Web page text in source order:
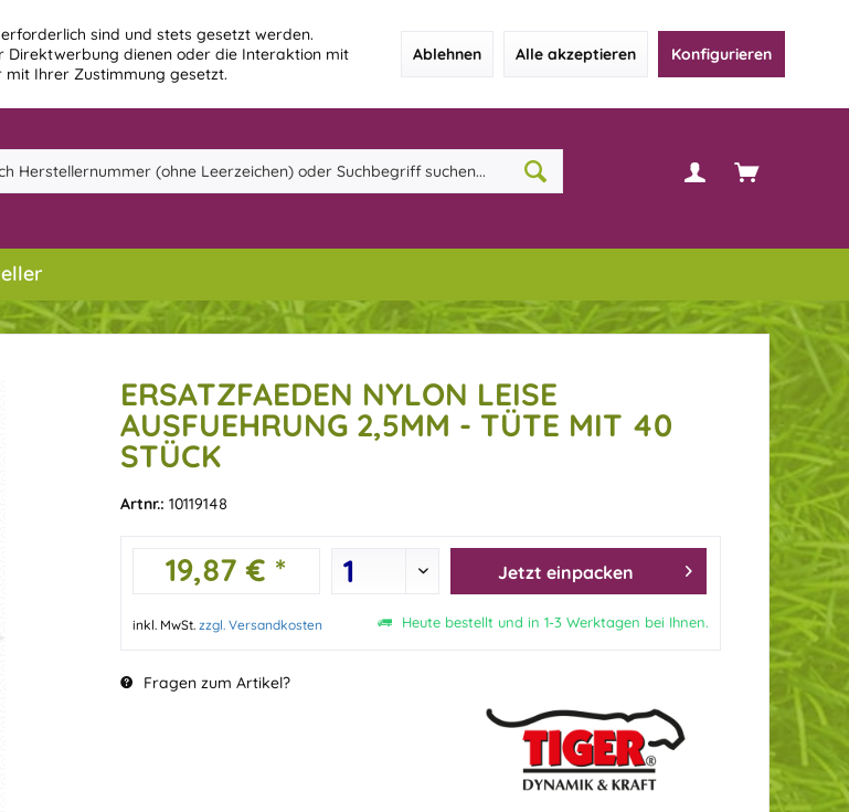
sind und stets gesetzt werden.
Direktwerbung dienen oder die Interaktion mit
mit Ihrer Zustimmung gesetzt.
Ablehnen Alle akzeptieren Konfigurieren
ERSATZFAEDEN NYLON LEISE
AUSFUEHRUNG 2,5MM - TÜTE MIT 40
STÜCK
Artnr.: 10119148
19,87 € * Jetzt einpacken
inkl. MwSt. zzgl. Versandkosten Heute bestellt und in 1-3 Werktagen bei Ihnen.
Fragen zum Artikel?